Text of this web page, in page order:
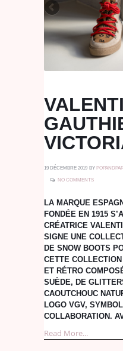
19 DÉCEMBRE 2019 BY
NO COMMENTS
LA MARQUE
FONDÉE EN 1915
CRÉATRICE
SIGNE UNE
DE SNOW BOOTS
CETTE
ET RÉTRO
SUÈDE, DE
CAOUTCHOUC
LOGO VGV,
COLLABORATION.
Read More...